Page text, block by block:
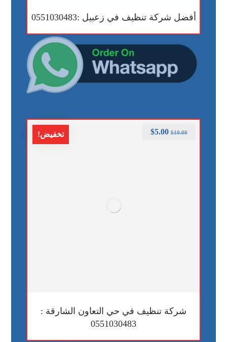
أفضل شركة تنظيف في زعبيل :0551030483
تخفيض!
شركة تنظيف في حي التعاون الشارقة :
0551030483
$10.00
$5.00